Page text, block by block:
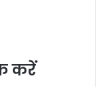
करें